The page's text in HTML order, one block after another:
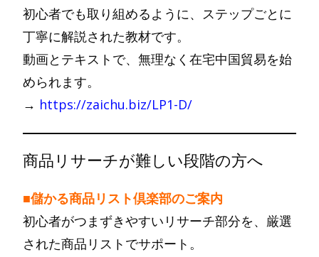
初心者でも取り組めるように、ステップごとに
丁寧に解説された教材です。
動画とテキストで、無理なく在宅中国貿易を始
められます。
→ https://zaichu.biz/LP1-D/
商品リサーチが難しい段階の方へ
■儲かる商品リスト倶楽部のご案内
初心者がつまずきやすいリサーチ部分を、厳選
された商品リストでサポート。